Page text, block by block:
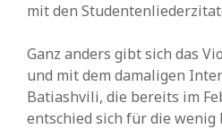
mit den
Ganz anders gibt sich das
und mit dem damaligen
Batiashvili, die bereits im
entschied sich für die wenig